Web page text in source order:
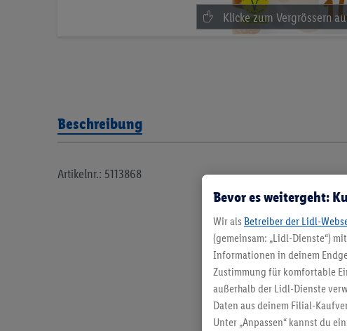
Beschreibung
Artikelnr.: 5113868
Bevor es weitergeht:
Wir als Betreiber der Lidl-
(gemeinsam: „Lidl-Dienste“)
Informationen in deinem
Zustimmung für komfortable
außerhalb der Lidl-Dienste
Daten aus deinem Filial-
Unter „Anpassen“ kannst du